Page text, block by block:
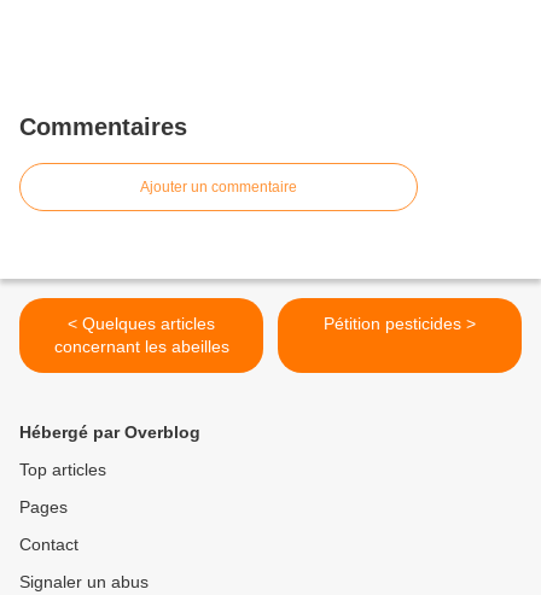
Commentaires
Ajouter un commentaire
< Quelques articles
concernant les abeilles
Pétition pesticides >
Hébergé par Overblog
Top articles
Pages
Contact
Signaler un abus